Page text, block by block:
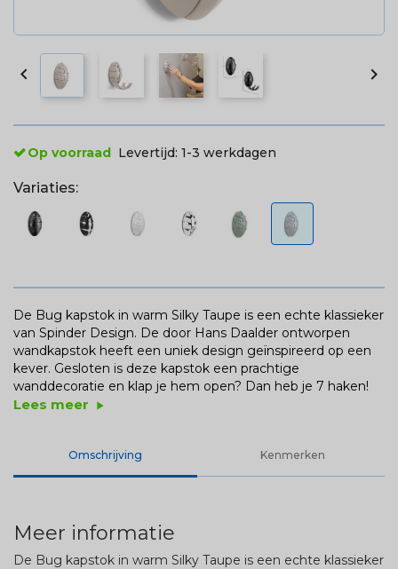
 
Op voorraad Levertijd: 1-3 werkdagen
Variaties:
De Bug kapstok in warm Silky Taupe is een echte klassieker
van Spinder Design. De door Hans Daalder ontworpen
wandkapstok heeft een uniek design geïnspireerd op een
kever. Gesloten is deze kapstok een prachtige
wanddecoratie en klap je hem open? Dan heb je 7 haken!
Lees meer play_arrow
Omschrijving Kenmerken
Meer informatie
De Bug kapstok in warm Silky Taupe is een echte klassieker